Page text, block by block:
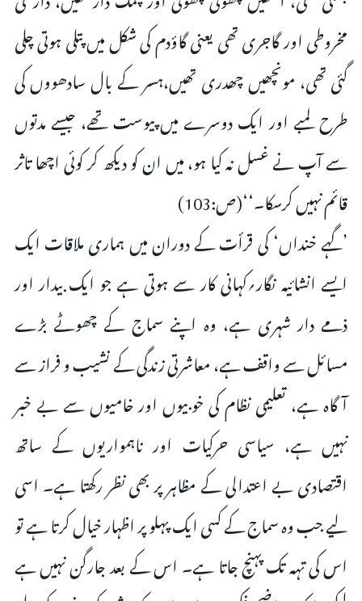
مخروطی اور گاجری تھی یعنی گاؤدم کی شکل میں پتلی ہوتی چلی
گئی تھی، مونچھیں چھدری تھیں،ہسر کے بال سادھووں کی
طرح لمبے اور ایک دوسرے میں پیوست تھے، جیسے مدتوں
سے آپ نے غسل نہ کیا ہو، میں ان کو دیکھ کر کوئی اچھا تاثر
قائم نہیں کرسکا۔‘‘(ص:103)
’گہے خنداں‘ کی قرأت کے دوران میں ہماری ملاقات ایک
ایسے انشائیہ نگار؍کہانی کار سے ہوتی ہے جو ایک بیدار اور
ذمے دار شہری ہے، وہ اپنے سماج کے چھوٹے بڑے
مسائل سے واقف ہے، معاشرتی زندگی کے نشیب و فراز سے
آگاہ ہے، تعلیمی نظام کی خوبیوں اور خامیوں سے بے خبر
نہیں ہے، سیاسی حرکیات اور ناہمواریوں کے ساتھ
اقتصادی بے اعتدالی کے مظاہر پر بھی نظر رکھتا ہے۔ اسی
لیے جب وہ سماج کے کسی ایک پہلو پر اظہار خیال کرتا ہے تو
اس کی تہہ تک پہنچ جاتا ہے۔ اس کے بعد جارگن نہیں ہے